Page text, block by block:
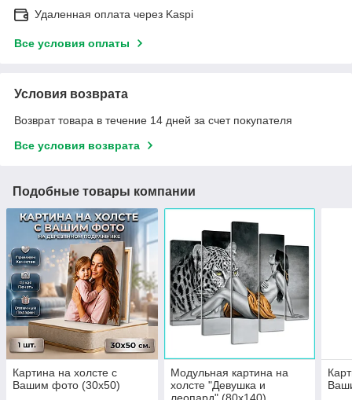
Удаленная оплата через Kaspi
Все условия оплаты
Условия возврата
Возврат товара в течение 14 дней за счет покупателя
Все условия возврата
Подобные товары компании
Картина на холсте с
Вашим фото (30х50)
Модульная картина на
холсте "Девушка и